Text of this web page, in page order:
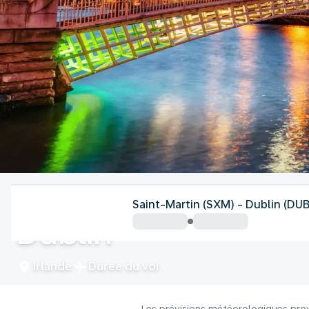
Dublin
Irlande Durée du vol
Saint-Martin (SXM) - Dublin